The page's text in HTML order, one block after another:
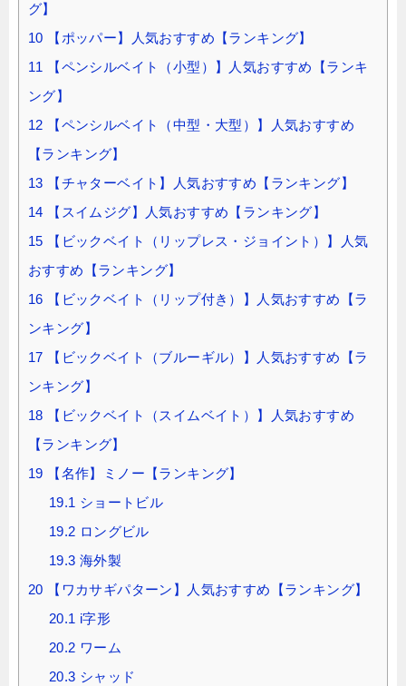
グ】
10 【ポッパー】人気おすすめ【ランキング】
11
【ペンシルベイト（小型）】人気おすすめ【ランキ
ング】
12 【ペンシルベイト（中型・大型）】人気おすすめ
【ランキング】
13 【チャターベイト】人気おすすめ【ランキング】
14 【スイムジグ】人気おすすめ【ランキング】
15 【ビックベイト（リップレス・ジョイント）】人気
おすすめ【ランキング】
16 【ビックベイト（リップ付き）】人気おすすめ【ラ
ンキング】
17 【ビックベイト（ブルーギル）】人気おすすめ【ラ
ンキング】
18 【ビックベイト（スイムベイト）】人気おすすめ
【ランキング】
19 【名作】ミノー【ランキング】
19.1 ショートビル
19.2 ロングビル
19.3 海外製
20 【ワカサギパターン】人気おすすめ【ランキング】
20.1 i字形
20.2 ワーム
20.3 シャッド